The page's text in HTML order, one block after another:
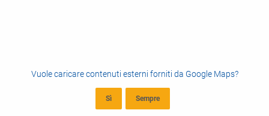
Vuole caricare contenuti esterni forniti da Google Maps?
Sì Sempre